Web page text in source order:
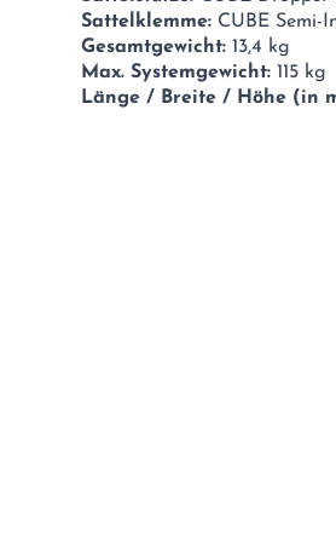
Sattelklemme: CUBE Semi-
Gesamtgewicht:13,4 kg
Max. Systemgewicht:115 kg
Länge / Breite / Höhe (in